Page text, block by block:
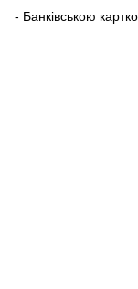
- Банківською